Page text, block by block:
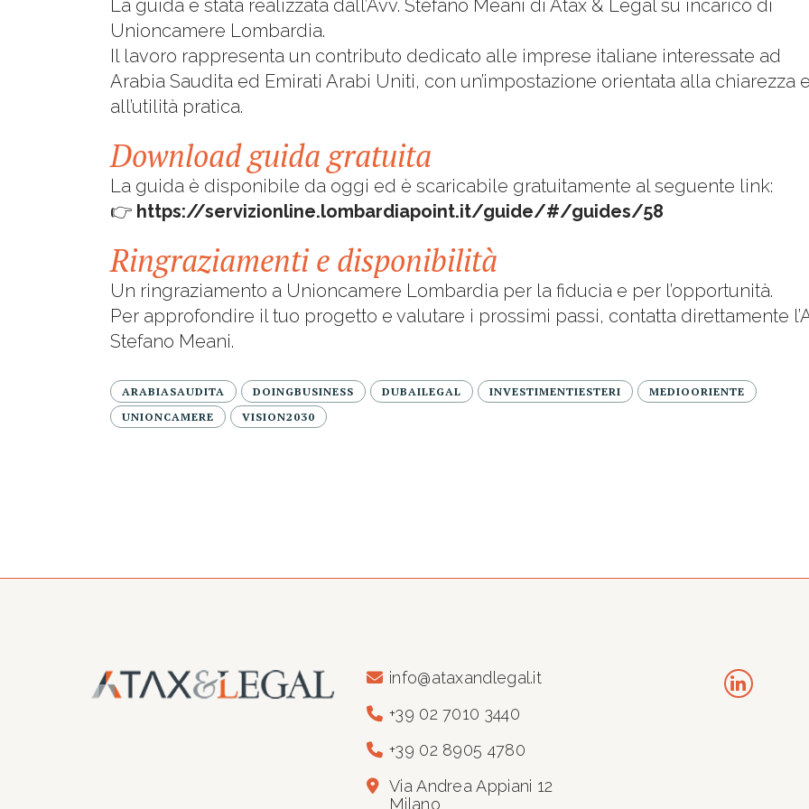
La guida è stata realizzata dall’Avv. Stefano Meani di Atax & Legal su incarico di
Unioncamere Lombardia.
Il lavoro rappresenta un contributo dedicato alle imprese italiane interessate ad
Arabia Saudita ed Emirati Arabi Uniti, con un’impostazione orientata alla chiarezza e
all’utilità pratica.
Download guida gratuita
La guida è disponibile da oggi ed è scaricabile gratuitamente al seguente link:
👉 https://servizionline.lombardiapoint.it/guide/#/guides/58
Ringraziamenti e disponibilità
Un ringraziamento a Unioncamere Lombardia per la fiducia e per l’opportunità.
Per approfondire il tuo progetto e valutare i prossimi passi, contatta direttamente
Stefano Meani.
ARABIASAUDITA DOINGBUSINESS DUBAILEGAL INVESTIMENTIESTERI
MEDIOORIENTE
UNIONCAMERE
VISION2030
info@ataxandlegal.it
+39 02 7010 3440
+39 02 8905 4780
Via Andrea Appiani 12
Milano